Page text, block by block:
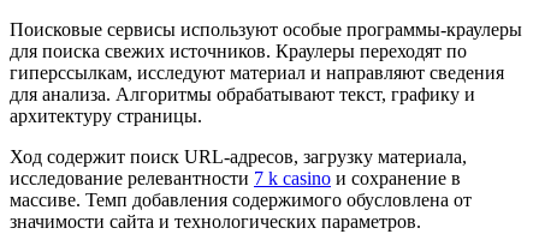
Поисковые сервисы используют особые программы-краулеры
для поиска свежих источников. Краулеры переходят по
гиперссылкам, исследуют материал и направляют сведения
для анализа. Алгоритмы обрабатывают текст, графику и
архитектуру страницы.
Ход содержит поиск URL-адресов, загрузку материала,
исследование релевантности 7 k casino и сохранение в
массиве. Темп добавления содержимого обусловлена от
значимости сайта и технологических параметров.